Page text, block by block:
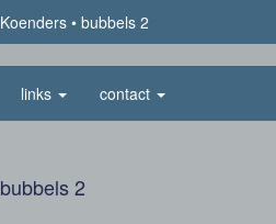
bubbels 2
links contact
bubbels 2